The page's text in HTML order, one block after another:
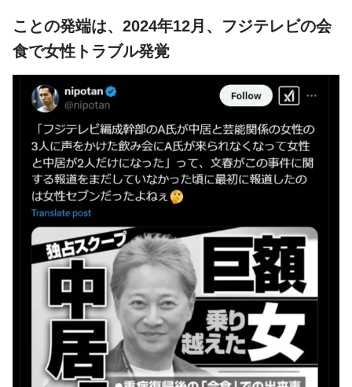
ことの発端は、2024年12月、フジテレビの会
食で女性トラブル発覚